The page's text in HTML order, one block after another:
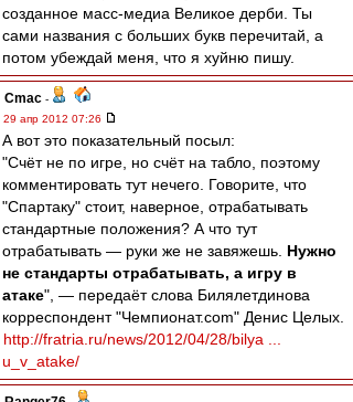
созданное масс-медиа Великое дерби. Ты
сами названия с больших букв перечитай, а
потом убеждай меня, что я хуйню пишу.
Cmac -
29 апр 2012 07:26
А вот это показательный посыл:
"Счёт не по игре, но счёт на табло, поэтому
комментировать тут нечего. Говорите, что
"Спартаку" стоит, наверное, отрабатывать
стандартные положения? А что тут
отрабатывать — руки же не завяжешь. Нужно
не стандарты отрабатывать, а игру в
атаке", — передаёт слова Билялетдинова
корреспондент "Чемпионат.com" Денис Целых.
http://fratria.ru/news/2012/04/28/bilya ...
u_v_atake/